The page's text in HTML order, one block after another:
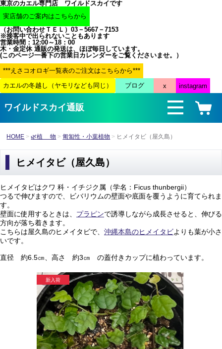
東京のカエル専門店 ワイルドスカイです
（お問い合わせＴＥＬ）03－5667－7153
※接客中で出られないこともあります
営業時間：12:00～18：00
木・金定休 通販の発送は、ほぼ毎日しています。
(このページ一番下の営業日カレンダーをご覧くださいませ。）
ワイルドスカイ通販
HOME 🌿植 物 匍匐性・小葉植物 ヒメイタビ（屋久島）
ヒメイタビ（屋久島）
ヒメイタビはクワ 科・イチジク属（学名：Ficus thunbergii）
つるで伸びますので、ビバリウムの壁面や底面を覆うように育てられま
す。
壁面に使用するときは、 プラピンで誘導しながら成長させると、伸びる
方向が落ち着きます。
こちらは屋久島のヒメイタビで、 沖縄本島のヒメイタビよりも葉が小さ
いです。
直径 約6.5㎝、高さ 約3㎝ の蓋付きカップに植わっています。